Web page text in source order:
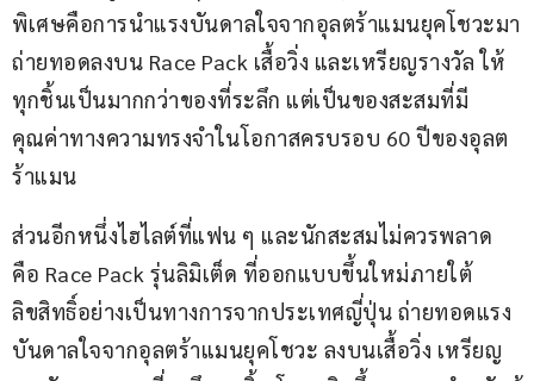
พิเศษคือการนำแรงบันดาลใจจากอุลตร้าแมนยุคโชวะมา
ถ่ายทอดลงบน Race Pack เสื้อวิ่ง และเหรียญรางวัล ให้
ทุกชิ้นเป็นมากกว่าของที่ระลึก แต่เป็นของสะสมที่มี
คุณค่าทางความทรงจำในโอกาสครบรอบ 60 ปีของอุลต
ร้าแมน
ส่วนอีกหนึ่งไฮไลต์ที่แฟน ๆ และนักสะสมไม่ควรพลาด
คือ Race Pack รุ่นลิมิเต็ด ที่ออกแบบขึ้นใหม่ภายใต้
ลิขสิทธิ์อย่างเป็นทางการจากประเทศญี่ปุ่น ถ่ายทอดแรง
บันดาลใจจากอุลตร้าแมนยุคโชวะ ลงบนเสื้อวิ่ง เหรียญ